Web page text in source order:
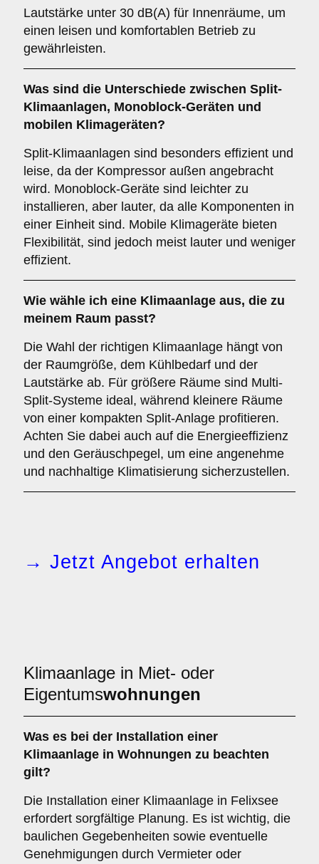
Lautstärke unter 30 dB(A) für Innenräume, um
einen leisen und komfortablen Betrieb zu
gewährleisten.
Was sind die Unterschiede zwischen Split-
Klimaanlagen, Monoblock-Geräten und
mobilen Klimageräten?
Split-Klimaanlagen sind besonders effizient und
leise, da der Kompressor außen angebracht
wird. Monoblock-Geräte sind leichter zu
installieren, aber lauter, da alle Komponenten in
einer Einheit sind. Mobile Klimageräte bieten
Flexibilität, sind jedoch meist lauter und weniger
effizient.
Wie wähle ich eine Klimaanlage aus, die zu
meinem Raum passt?
Die Wahl der richtigen Klimaanlage hängt von
der Raumgröße, dem Kühlbedarf und der
Lautstärke ab. Für größere Räume sind Multi-
Split-Systeme ideal, während kleinere Räume
von einer kompakten Split-Anlage profitieren.
Achten Sie dabei auch auf die Energieeffizienz
und den Geräuschpegel, um eine angenehme
und nachhaltige Klimatisierung sicherzustellen.
→ Jetzt Angebot erhalten
Klimaanlage in Miet- oder
Eigentumswohnungen
Was es bei der Installation einer
Klimaanlage in Wohnungen zu beachten
gilt?
Die Installation einer Klimaanlage in Felixsee
erfordert sorgfältige Planung. Es ist wichtig, die
baulichen Gegebenheiten sowie eventuelle
Genehmigungen durch Vermieter oder